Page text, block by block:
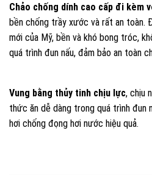
Chảo chống dính cao cấp đi kèm
bền chống trầy xước và rất an toàn.
mới của Mỹ, bền và khó bong tróc,
quá trình đun nấu, đảm bảo an toàn
Vung bằng thủy tinh chịu lực, chịu
thức ăn dễ dàng trong quá trình
hơi chống đọng hơi nước hiệu quả.